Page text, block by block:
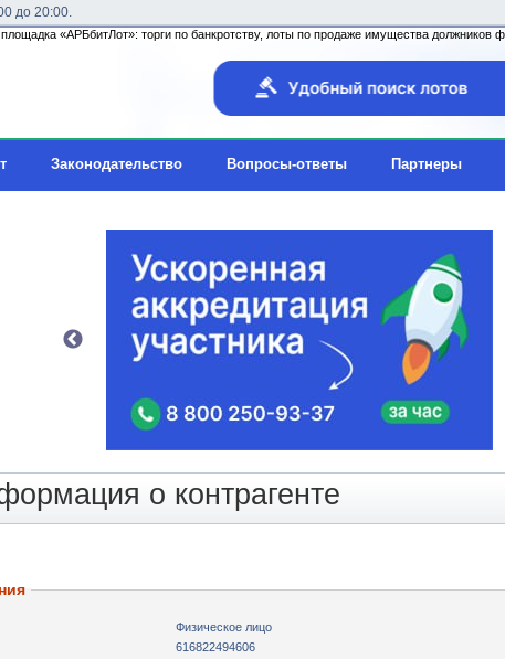
до 20:00.
«АРБбитЛот»: торги по банкротству, лоты по продаже имущества должников
Законодательство Вопросы-ответы Партнеры
о контрагенте
Физическое лицо
616822494606